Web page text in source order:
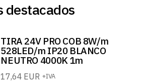
destacados
TIRA 24V PRO COB 8W/m
528LED/m IP20 BLANCO
NEUTRO 4000K 1m
17,64 EUR +IVA